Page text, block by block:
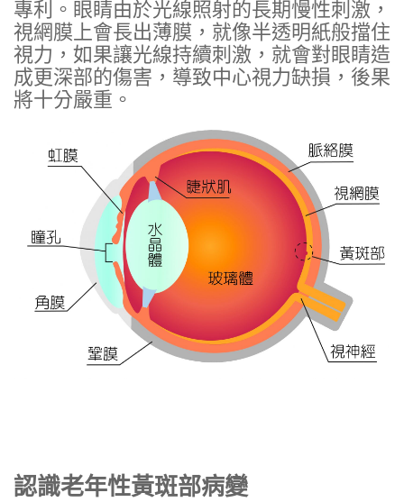
專利。眼睛由於光線照射的長期慢性刺激，
視網膜上會長出薄膜，就像半透明紙般擋住
視力，如果讓光線持續刺激，就會對眼睛造
成更深部的傷害，導致中心視力缺損，後果
將十分嚴重。
認識老年性黃斑部病變